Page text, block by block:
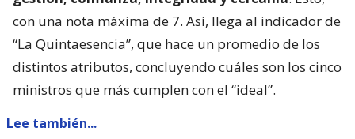
con una nota máxima de 7. Así, llega al indicador de
“La Quintaesencia”, que hace un promedio de los
distintos atributos, concluyendo cuáles son los cinco
ministros que más cumplen con el “ideal”.
Lee también...